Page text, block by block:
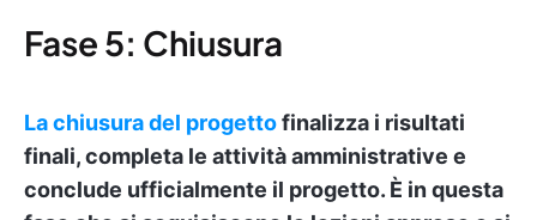
Fase 5: Chiusura
La chiusura del progettofinalizza i risultati
finali, completa le attività amministrative e
conclude ufficialmente il progetto. È in questa